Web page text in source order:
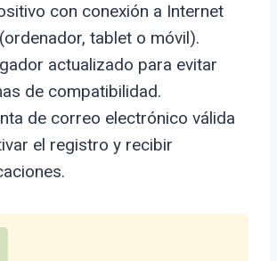
con conexión a Internet
tablet o móvil).
actualizado para evitar
de compatibilidad.
de correo electrónico válida
el registro y recibir